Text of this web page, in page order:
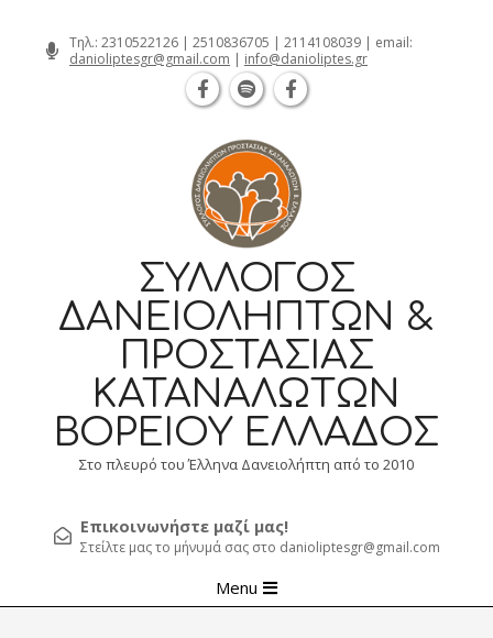
Τηλ.: 2310522126 | 2510836705 | 2114108039 | email:
danioliptesgr@gmail.com | info@danioliptes.gr
ΣΎΛΛΟΓΟΣ
ΔΑΝΕΙΟΛΗΠΤΏΝ &
ΠΡΟΣΤΑΣΊΑΣ
ΚΑΤΑΝΑΛΩΤΏΝ
ΒΟΡΕΊΟΥ ΕΛΛΆΔΟΣ
Στο πλευρό του Έλληνα Δανειολήπτη από το 2010
Επικοινωνήστε μαζί μας!
Στείλτε μας το μήνυμά σας στο danioliptesgr@gmail.com
Navigation
Menu